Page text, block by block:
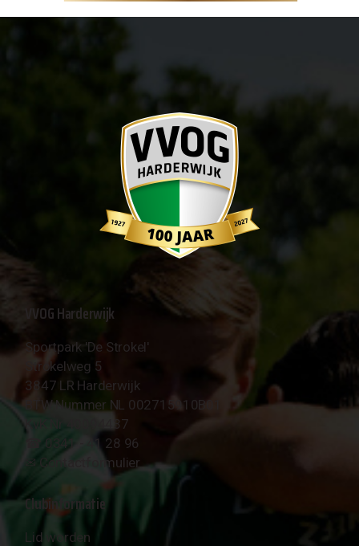
VVOG Harderwijk
Sportpark 'De Strokel'
Strokelweg 5
3847 LR Harderwijk
BTW Nummer NL 002715910B01
KvK Nr 40094437
☎︎ 0341 - 41 28 96
✉︎ Contactformulier
Clubinformatie
Lid worden